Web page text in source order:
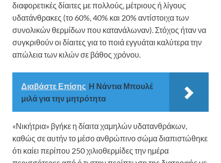
διαφορετικές δίαιτες με πολλούς, μέτριους ή λίγους
υδατάνθρακες (το 60%, 40% και 20% αντίστοιχα των
συνολικών θερμίδων που κατανάλωναν). Στόχος ήταν να
συγκριθούν οι δίαιτες για το ποιά εγγυάται καλύτερα την
απώλεια των κιλών σε βάθος χρόνου.
Διαβάστε Επίσης Η Νάντια Μπουλέ
μιλά για την μητρότητα
«Νικήτρια» βγήκε η δίαιτα χαμηλών υδατανθράκων,
καθώς σε αυτήν το μέσο ανθρώπινο σώμα διαπιστώθηκε
ότι καίει περίπου 250 χιλιοθερμίδες την ημέρα